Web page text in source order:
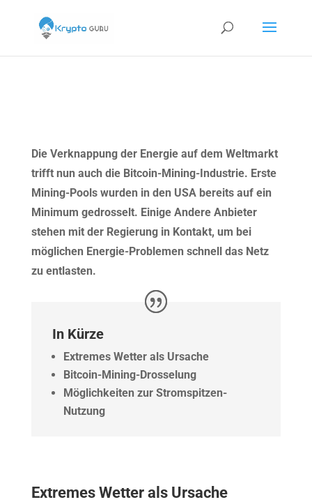
Die Verknappung der Energie auf dem Weltmarkt
trifft nun auch die Bitcoin-Mining-Industrie. Erste
Mining-Pools wurden in den USA bereits auf ein
Minimum gedrosselt. Einige Andere Anbieter
stehen mit der Regierung in Kontakt, um bei
möglichen Energie-Problemen schnell das Netz
zu entlasten.
In Kürze
Extremes Wetter als Ursache
Bitcoin-Mining-Drosselung
Möglichkeiten zur Stromspitzen-
Nutzung
Extremes Wetter als Ursache